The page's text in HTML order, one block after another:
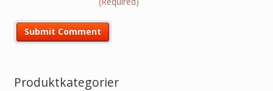
Produktkategorier